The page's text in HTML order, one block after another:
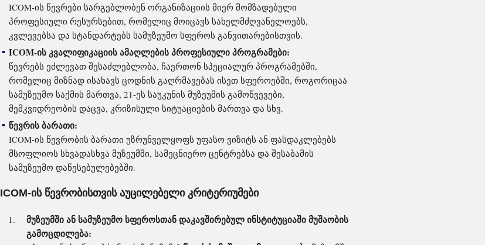
ICOM-ის წევრები სარგებლობენ ორგანიზაციის მიერ მომზადებული
პროფესიული რესურსებით, რომელიც მოიცავს სახელმძღვანელოებს,
კვლევებსა და სტანდარტებს სამუზეუმო სფეროს განვითარებისთვის.
ICOM-ის კვალიფიკაციის ამაღლების პროფესიული პროგრამები:
წევრებს ეძლევათ შესაძლებლობა, ჩაერთონ სპეციალურ პროგრამებში,
რომელიც მიზნად ისახავს ცოდნის გაღრმავებას ისეთ სფეროებში, როგორიცაა
სამუზეუმო საქმის მართვა, 21-ეს საუკუნის მუზეუმის გამოწვევები,
მემკვიდრეობის დაცვა, კრიზისული სიტუაციების მართვა და სხვ.
წევრის ბარათი:
ICOM-ის წევრობის ბარათი უზრუნველყოფს უფასო ვიზიტს ან ფასდაკლებებს
მსოფლიოს სხვადასხვა მუზეუმში, სამეცნიერო ცენტრებსა და შესაბამის
სამუზეუმო დაწესებულებებში.
ICOM-ის წევრობისთვის აუცილებელი კრიტერიუმები
მუზეუმში ან სამუზეუმო სფეროსთან დაკავშირებულ ინსტიტუციაში მუშაობის
გამოცდილება: